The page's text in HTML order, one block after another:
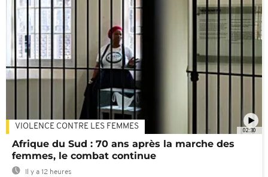
02:30
VIOLENCE CONTRE LES FEMMES
Afrique du Sud : 70 ans après la marche des
femmes, le combat continue
Il y a 12 heures